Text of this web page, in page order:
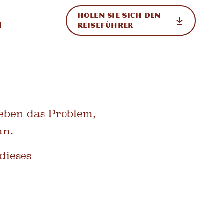
HOLEN SIE SICH DEN
REISEFÜHRER
das Problem,